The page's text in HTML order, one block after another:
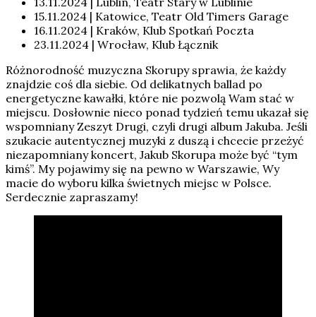
15.11.2024 | Katowice, Teatr Old Timers Garage
16.11.2024 | Kraków, Klub Spotkań Poczta
23.11.2024 | Wrocław, Klub Łącznik
Różnorodność muzyczna Skorupy sprawia, że każdy
znajdzie coś dla siebie. Od delikatnych ballad po
energetyczne kawałki, które nie pozwolą Wam stać w
miejscu. Dosłownie nieco ponad tydzień temu ukazał się
wspomniany Zeszyt Drugi, czyli drugi album Jakuba. Jeśli
szukacie autentycznej muzyki z duszą i chcecie przeżyć
niezapomniany koncert, Jakub Skorupa może być “tym
kimś”. My pojawimy się na pewno w Warszawie, Wy
macie do wyboru kilka świetnych miejsc w Polsce.
Serdecznie zapraszamy!